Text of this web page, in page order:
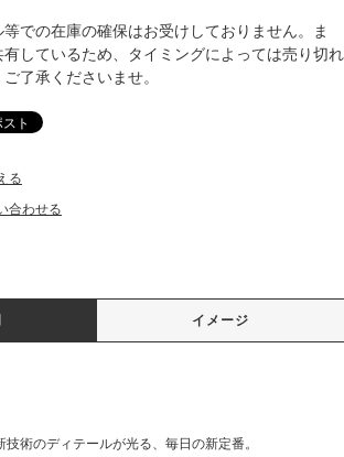
での在庫の確保はお受けしておりません。ま
しているため、タイミングによっては売り切れ
了承くださいませ。
る
合わせる
イメージ
術のディテールが光る、毎日の新定番。